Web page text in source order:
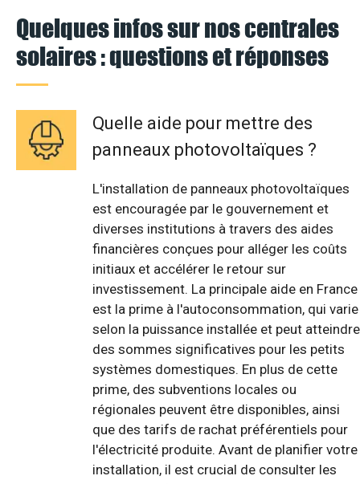
Quelques infos sur nos centrales
solaires : questions et réponses
Quelle aide pour mettre des
panneaux photovoltaïques ?
L'installation de panneaux photovoltaïques
est encouragée par le gouvernement et
diverses institutions à travers des aides
financières conçues pour alléger les coûts
initiaux et accélérer le retour sur
investissement. La principale aide en France
est la prime à l'autoconsommation, qui varie
selon la puissance installée et peut atteindre
des sommes significatives pour les petits
systèmes domestiques. En plus de cette
prime, des subventions locales ou
régionales peuvent être disponibles, ainsi
que des tarifs de rachat préférentiels pour
l'électricité produite. Avant de planifier votre
installation, il est crucial de consulter les